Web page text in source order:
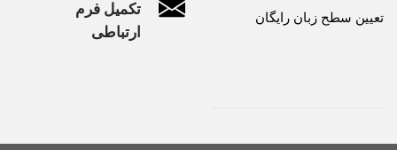
تعیین سطح زبان رایگان
تکمیل فرم
ارتباطی